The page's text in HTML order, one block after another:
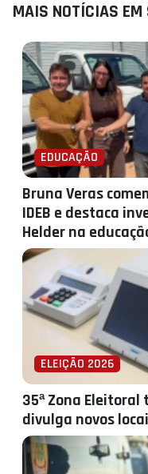
MAIS NOTÍCIAS EM
EDUCAÇÃO
Bruna Veras
IDEB e destaca
Helder na
ELEIÇÃO 2026
35ª Zona Eleitoral
divulga novos